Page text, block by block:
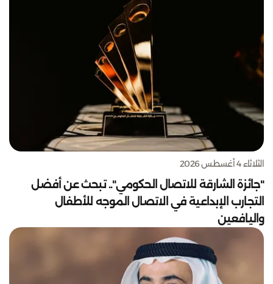
الثلاثاء 4 أغسطس 2026
"جائزة الشارقة للاتصال الحكومي".. تبحث عن أفضل
التجارب الإبداعية في الاتصال الموجه للأطفال
واليافعين